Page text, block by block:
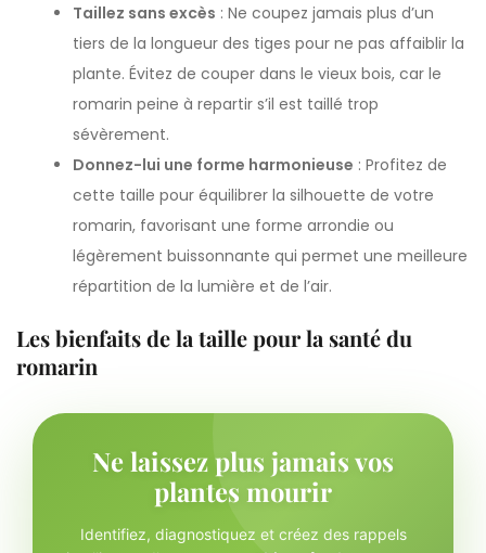
Taillez sans excès : Ne coupez jamais plus d’un
tiers de la longueur des tiges pour ne pas affaiblir la
plante. Évitez de couper dans le vieux bois, car le
romarin peine à repartir s’il est taillé trop
sévèrement.
Donnez-lui une forme harmonieuse : Profitez de
cette taille pour équilibrer la silhouette de votre
romarin, favorisant une forme arrondie ou
légèrement buissonnante qui permet une meilleure
répartition de la lumière et de l’air.
Les bienfaits de la taille pour la santé du
romarin
Ne laissez plus jamais vos
plantes mourir
Identifiez, diagnostiquez et créez des rappels